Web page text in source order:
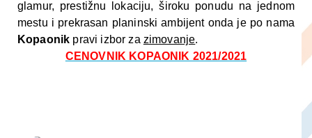
glamur, prestižnu lokaciju, široku ponudu na jednom
mestu i prekrasan planinski ambijent onda je po nama
Kopaonik pravi izbor za zimovanje.
CENOVNIK KOPAONIK 2021/2021